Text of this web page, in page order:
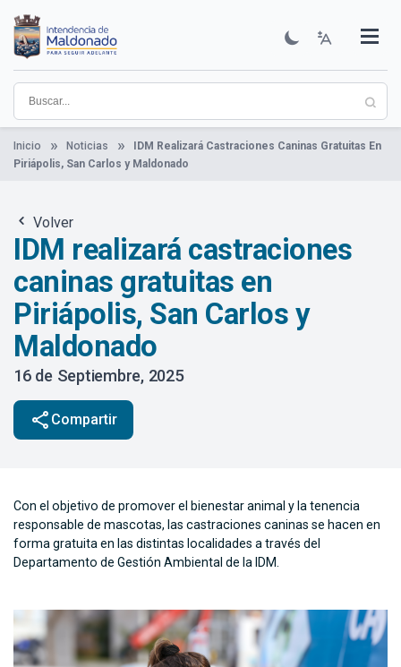
contenido
principal
Institucional
Municipios
Descubre Maldonado
Comunicación
Servicios
Guía De Trámites
Ver Noticias
Inicio Noticias
IDM Realizará Castraciones Caninas Gratuitas En
Piriápolis, San Carlos y Maldonado
Volver
IDM realizará castraciones
caninas gratuitas en
Piriápolis, San Carlos y
Maldonado
16 de Septiembre, 2025
share Compartir
Con el objetivo de promover el bienestar animal y la tenencia
responsable de mascotas, las castraciones caninas se hacen en
forma gratuita en las distintas localidades a través del
Departamento de Gestión Ambiental de la IDM.